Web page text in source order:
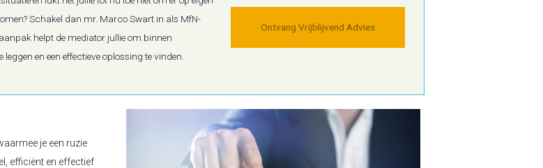
Schakel dan mr. Marco Swart in als MfN-
helpt de mediator jullie om binnen
en een effectieve oplossing te vinden.
Ontvang Vrijblijvend Advies
je een ruzie
efficiënt en effectief